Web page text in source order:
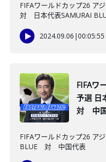
FIFAワールドカップ26 ア
対 日本代表SAMURAI
2024.09.06 |00:05:55
FIFAワ
予選 日
対 中
FIFAワールドカップ26 ア
BLUE 対 中国代表